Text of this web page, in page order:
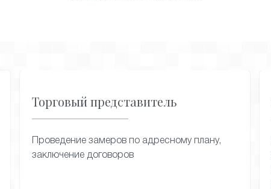
Торговый представитель
Проведение замеров по адресному плану,
заключение договоров